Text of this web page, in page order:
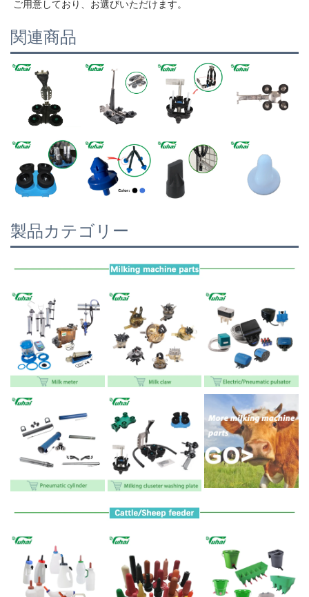
ご用意しており、お選びいただけます。
関連商品
製品カテゴリー